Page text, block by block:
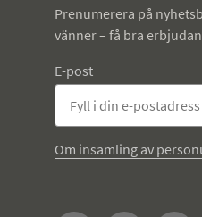
Prenumerera på
vänner – få bra
E-post
Om insamling av